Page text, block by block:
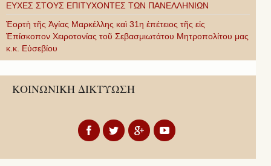
ΕΥΧΕΣ ΣΤΟΥΣ ΕΠΙΤΥΧΟΝΤΕΣ ΤΩΝ ΠΑΝΕΛΛΗΝΙΩΝ
Ἑορτὴ τῆς Ἁγίας Μαρκέλλης καὶ 31η ἐπέτειος τῆς εἰς
Ἐπίσκοπον Χειροτονίας τοῦ Σεβασμιωτάτου Μητροπολίτου μας
κ.κ. Εὐσεβίου
ΚΟΙΝΩΝΙΚΗ ΔΙΚΤΥΩΣΗ